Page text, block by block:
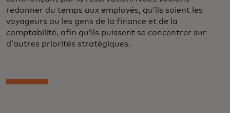
redonner du temps aux employés, qu’ils soient les
voyageurs ou les gens de la finance et de la
comptabilité, afin qu’ils puissent se concentrer sur
d’autres priorités stratégiques.